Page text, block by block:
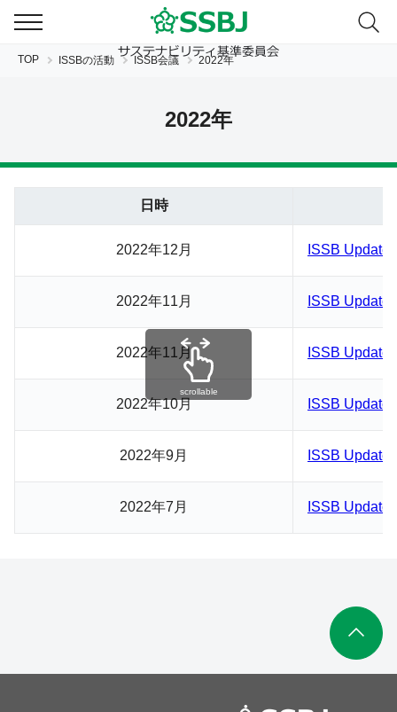
JPEN
TOP ISSBの活動 ISSB会議 2022年
2022年
日時
2022年12月 ISSB Update
2022年11月 ISSB Update
2022年11月 ISSB Update
2022年10月 ISSB Update
2022年9月 ISSB Update
2022年7月 ISSB Update
scrollable